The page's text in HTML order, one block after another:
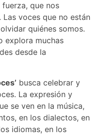
fuerza, que nos
Las voces que no están
quiénes somos.
explora muchas
desde la
busca celebrar y
La expresión y
se ven en la música,
en los dialectos, en
idiomas, en los